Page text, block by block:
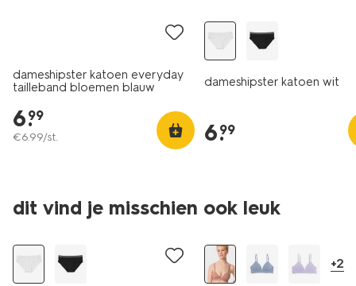
dameshipster katoen everyday
tailleband bloemen blauw
6.
99
€6.99/st.
dameshipster katoen wit
6.
99
dit vind je misschien ook leuk
laag geprijsd
+2